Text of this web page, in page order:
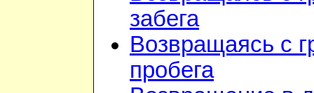
забега
Возвращаясь с
пробега